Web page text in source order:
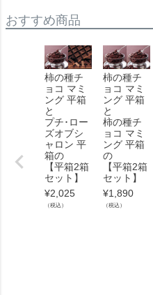
おすすめ商品
柿の種チ
ョコ マミ
ング 平箱
と
プチ･ロー
ズオブシ
ャロン 平
箱の
【平箱2箱
セット】
¥2,025
（税込）
柿の種チ
ョコ マミ
ング 平箱
と
柿の種チ
ョコ マミ
ング 平箱
の
【平箱2箱
セット】
¥1,890
（税込）